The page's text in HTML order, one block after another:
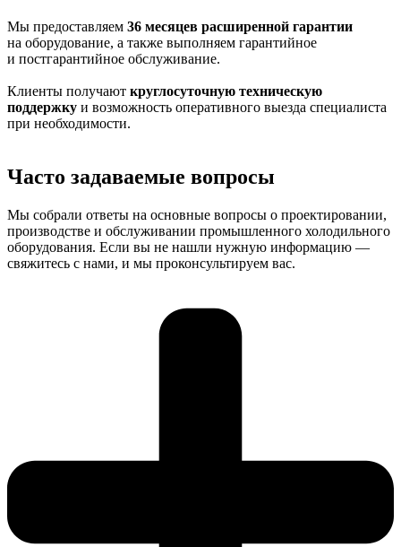
Мы предоставляем 36 месяцев расширенной гарантии
на оборудование, а также выполняем гарантийное
и постгарантийное обслуживание.
Клиенты получают круглосуточную техническую
поддержку и возможность оперативного выезда специалиста
при необходимости.
Часто задаваемые вопросы
Мы собрали ответы на основные вопросы о проектировании,
производстве и обслуживании промышленного холодильного
оборудования. Если вы не нашли нужную информацию —
свяжитесь с нами, и мы проконсультируем вас.